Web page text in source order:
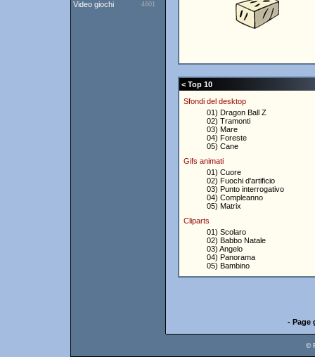
Video giochi 4601
< Top 10
Sfondi del desktop
01) Dragon Ball Z
02) Tramonti
03) Mare
04) Foreste
05) Cane
Gifs animati
01) Cuore
02) Fuochi d'artificio
03) Punto interrogativo
04) Compleanno
05) Matrix
Cliparts
01) Scolaro
02) Babbo Natale
03) Angelo
04) Panorama
05) Bambino
- Page
©